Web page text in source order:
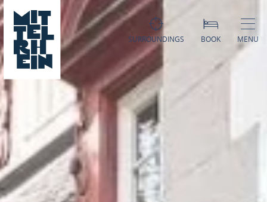
SURROUNDINGS BOOK MENU